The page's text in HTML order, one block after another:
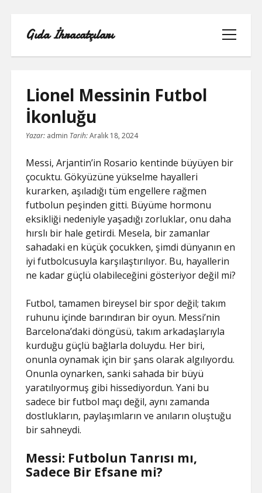
Gıda İhracatçıları
menüyü
aç
BEDAVA ŞIFRESIZ FACEBOOK BEĞENI
HILESI
INSTAGRAM BEĞENI HILESI 2021
ÜCRETSIZ
LISTE
RETWEET KASMA ŞIFRESIZ
SAYFA LISTESI
Lionel Messinin Futbol
İkonluğu
Yazar: admin Tarih:Aralık 18, 2024
Messi, Arjantin’in Rosario kentinde büyüyen bir
çocuktu. Gökyüzüne yükselme hayalleri
kurarken, aşıladığı tüm engellere rağmen
futbolun peşinden gitti. Büyüme hormonu
eksikliği nedeniyle yaşadığı zorluklar, onu daha
hırslı bir hale getirdi. Mesela, bir zamanlar
sahadaki en küçük çocukken, şimdi dünyanın en
iyi futbolcusuyla karşılaştırılıyor. Bu, hayallerin
ne kadar güçlü olabileceğini gösteriyor değil mi?
Futbol, tamamen bireysel bir spor değil; takım
ruhunu içinde barındıran bir oyun. Messi’nin
Barcelona’daki döngüsü, takım arkadaşlarıyla
kurduğu güçlü bağlarla doluydu. Her biri,
onunla oynamak için bir şans olarak algılıyordu.
Onunla oynarken, sanki sahada bir büyü
yaratılıyormuş gibi hissediyordun. Yani bu
sadece bir futbol maçı değil, aynı zamanda
dostlukların, paylaşımların ve anıların oluştuğu
bir sahneydi.
Messi: Futbolun Tanrısı mı,
Sadece Bir Efsane mi?